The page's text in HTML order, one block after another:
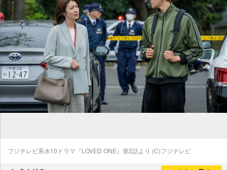
フジテレビ系水10ドラマ『LOVED ONE』第2話より (C)フジテレビ